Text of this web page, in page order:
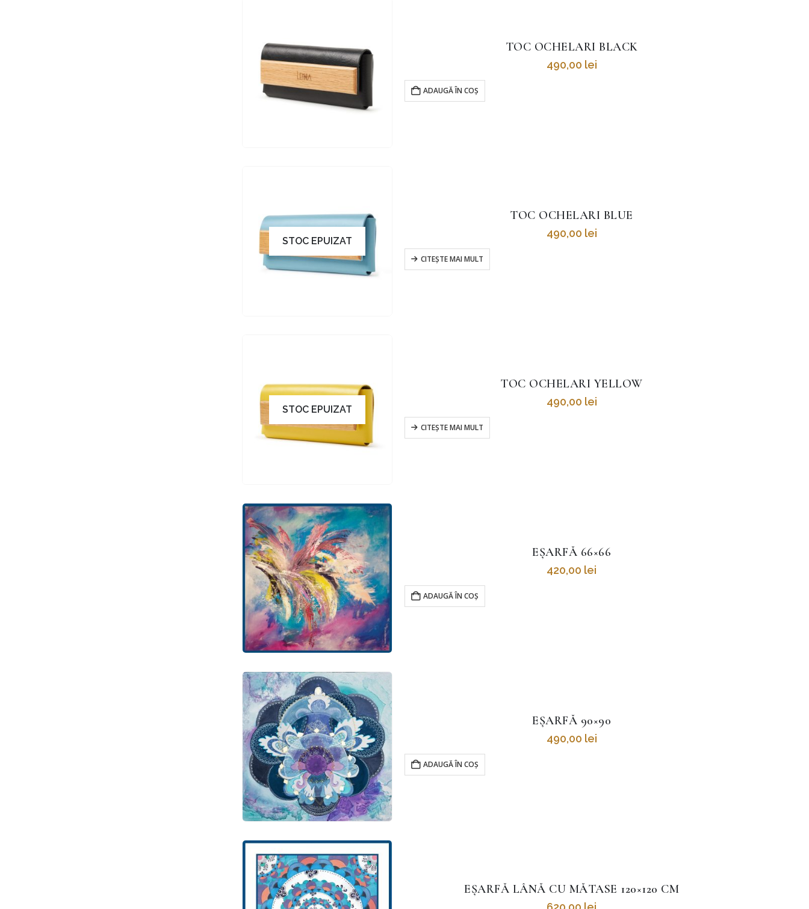
TOC OCHELARI BLACK
490,00 lei
ADAUGĂ ÎN COȘ
STOC EPUIZAT
TOC OCHELARI BLUE
490,00 lei
CITEȘTE MAI MULT
STOC EPUIZAT
TOC OCHELARI YELLOW
490,00 lei
CITEȘTE MAI MULT
EȘARFĂ 66×66
420,00 lei
ADAUGĂ ÎN COȘ
EȘARFĂ 90×90
490,00 lei
ADAUGĂ ÎN COȘ
EȘARFĂ LÂNĂ CU MĂTASE 120×120 CM